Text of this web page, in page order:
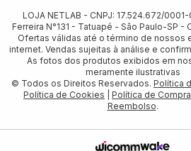
LOJA NETLAB - CNPJ: 17.524.672/
Ferreira N°131 - Tatuapé - Sâo Paulo-SP -
Ofertas válidas até o término de nossos
internet. Vendas sujeitas à análise e
As fotos dos produtos exibidos em
meramente ilustrativas
© Todos os Direitos Reservados. Política
Política de Cookies
Política de Compra
Reembolso.